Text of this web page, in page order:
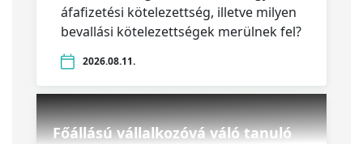
áfafizetési kötelezettség, illetve milyen
bevallási kötelezettségek merülnek fel?
2026.08.11.
Főállású vállalkozóvá váló tanuló